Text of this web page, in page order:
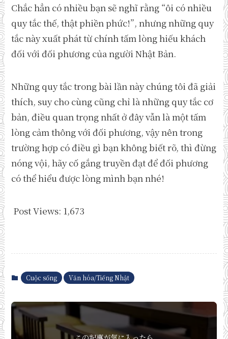
Chắc hẳn có nhiều bạn sẽ nghĩ rằng “ôi có nhiều
quy tắc thế, thật phiền phức!”, nhưng những quy
tắc này xuất phát từ chính tấm lòng hiếu khách
đối với đối phương của người Nhật Bản.
Những quy tắc trong bài lần này chúng tôi đã giải
thích, suy cho cùng cũng chỉ là những quy tắc cơ
bản, điều quan trọng nhất ở đây vẫn là một tấm
lòng cảm thông với đối phương, vậy nên trong
trường hợp có điều gì bạn không biết rõ, thì đừng
nóng vội, hãy cố gắng truyền đạt để đối phương
có thể hiểu được lòng mình bạn nhé!
Post Views: 1,673
Cuộc sống Văn hóa/Tiếng Nhật